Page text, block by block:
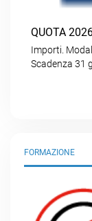
QUOTA
Importi.
Scadenza 31
FORMAZIONE